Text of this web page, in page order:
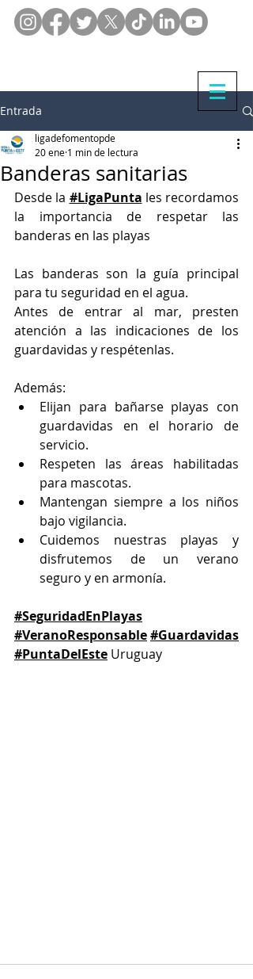
Entrada
Banderas sanitarias
ligadefomentopde
20 ene 1 min de lectura
Desde la #LigaPunta les recordamos
la importancia de respetar las
banderas en las playas
Las banderas son la guía principal
para tu seguridad en el agua.
Antes de entrar al mar, presten
atención a las indicaciones de los
guardavidas y respétenlas.
Además:
Elijan para bañarse playas con
guardavidas en el horario de
servicio.
Respeten las áreas habilitadas
para mascotas.
Mantengan siempre a los niños
bajo vigilancia.
Cuidemos nuestras playas y
disfrutemos de un verano
seguro y en armonía.
#SeguridadEnPlayas
#VeranoResponsable#Guardavidas
#PuntaDelEste Uruguay